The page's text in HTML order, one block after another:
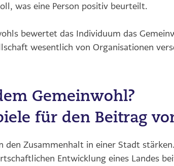
was eine Person positiv beurteilt.
bewertet das Individuum das
wesentlich von Organisationen
Gemeinwohl?
für den Beitrag
den Zusammenhalt in einer Stadt stärken.
Entwicklung eines Landes